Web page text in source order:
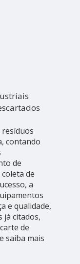
contando
de
de
a
e qualidade,
já citados,
de
saiba mais